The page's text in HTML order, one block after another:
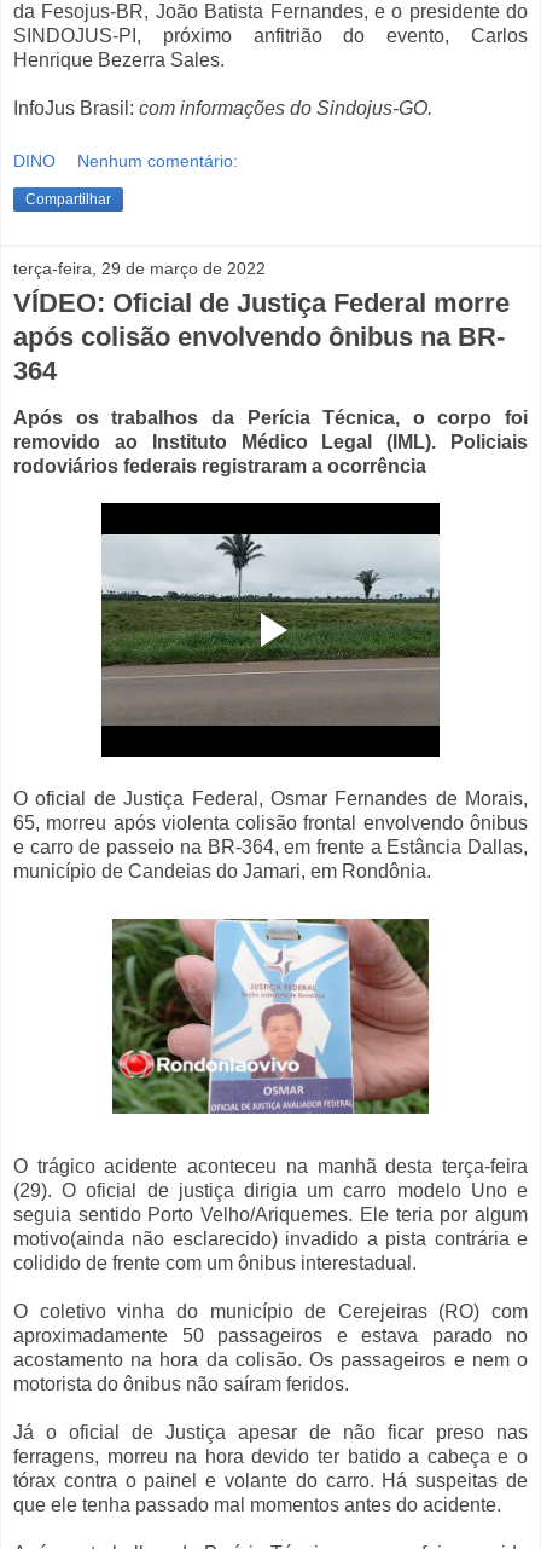
da Fesojus-BR, João Batista Fernandes, e o presidente do
SINDOJUS-PI, próximo anfitrião do evento, Carlos
Henrique Bezerra Sales.
InfoJus Brasil: com informações do Sindojus-GO.
DINO Nenhum comentário:
Compartilhar
terça-feira, 29 de março de 2022
VÍDEO: Oficial de Justiça Federal morre
após colisão envolvendo ônibus na BR-
364
Após os trabalhos da Perícia Técnica, o corpo foi
removido ao Instituto Médico Legal (IML). Policiais
rodoviários federais registraram a ocorrência
O oficial de Justiça Federal, Osmar Fernandes de Morais,
65, morreu após violenta colisão frontal envolvendo ônibus
e carro de passeio na BR-364, em frente a Estância Dallas,
município de Candeias do Jamari, em Rondônia.
O trágico acidente aconteceu na manhã desta terça-feira
(29). O oficial de justiça dirigia um carro modelo Uno e
seguia sentido Porto Velho/Ariquemes. Ele teria por algum
motivo(ainda não esclarecido) invadido a pista contrária e
colidido de frente com um ônibus interestadual.
O coletivo vinha do município de Cerejeiras (RO) com
aproximadamente 50 passageiros e estava parado no
acostamento na hora da colisão. Os passageiros e nem o
motorista do ônibus não saíram feridos.
Já o oficial de Justiça apesar de não ficar preso nas
ferragens, morreu na hora devido ter batido a cabeça e o
tórax contra o painel e volante do carro. Há suspeitas de
que ele tenha passado mal momentos antes do acidente.